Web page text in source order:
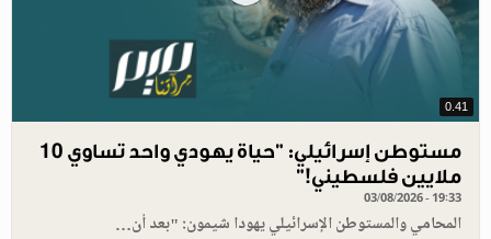
0.41
مستوطن إسرائيلي: "حياة يهودي واحد تساوي 10
ملايين فلسطيني!”
03/08/2026 - 19:33
المحامي والمستوطن الإسرائيلي يهودا شيمون: "بعد أن…